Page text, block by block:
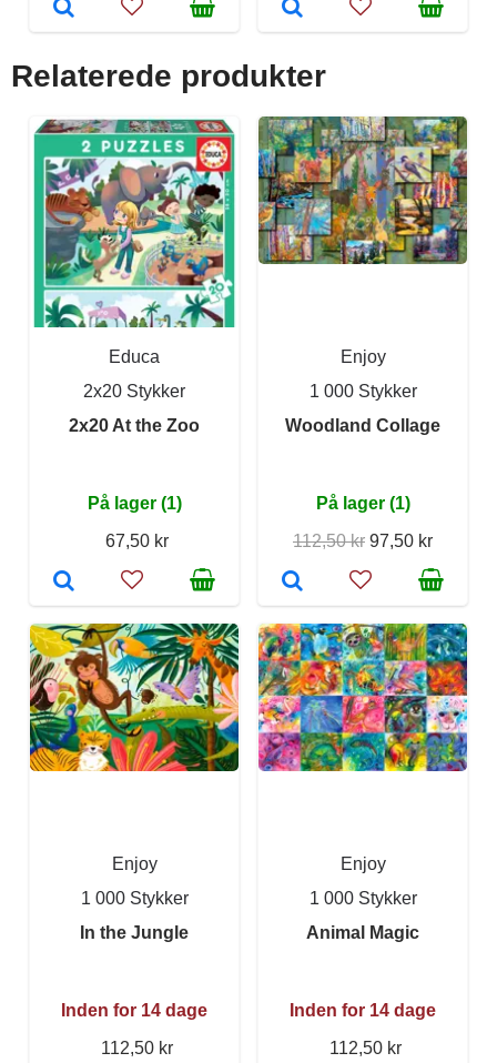
Relaterede produkter
Educa
2x20 Stykker
2x20 At the Zoo
På lager (1)
67,50 kr
Enjoy
1 000 Stykker
Woodland Collage
På lager (1)
112,50 kr 97,50 kr
Enjoy
1 000 Stykker
In the Jungle
Inden for 14 dage
112,50 kr
Enjoy
1 000 Stykker
Animal Magic
Inden for 14 dage
112,50 kr